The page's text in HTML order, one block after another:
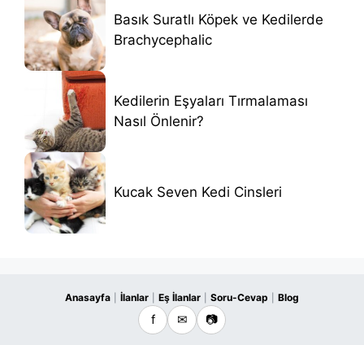
Basık Suratlı Köpek ve Kedilerde
Brachycephalic
Kedilerin Eşyaları Tırmalaması
Nasıl Önlenir?
Kucak Seven Kedi Cinsleri
Anasayfa İlanlar Eş İlanlar Soru-Cevap Blog
f ✉ 📷